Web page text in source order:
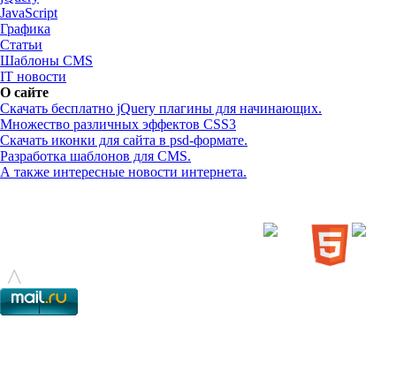
JavaScript
Графика
Статьи
Шаблоны CMS
IT новости
О сайте
Скачать бесплатно jQuery плагины для начинающих.
Множество различных эффектов CSS3
Скачать иконки для сайта в psd-формате.
Разработка шаблонов для CMS.
А также интересные новости интернета.
© - 2015-2017 - helix.su - все для вашего сайта |
^